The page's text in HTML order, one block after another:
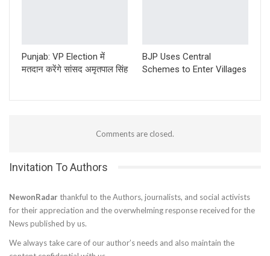
Punjab: VP Election में
मतदान करेंगे सांसद अमृतपाल सिंह
BJP Uses Central
Schemes to Enter Villages
Comments are closed.
Invitation To Authors
NewonRadar thankful to the Authors, journalists, and social activists
for their appreciation and the overwhelming response received for the
News published by us.
We always take care of our author’s needs and also maintain the